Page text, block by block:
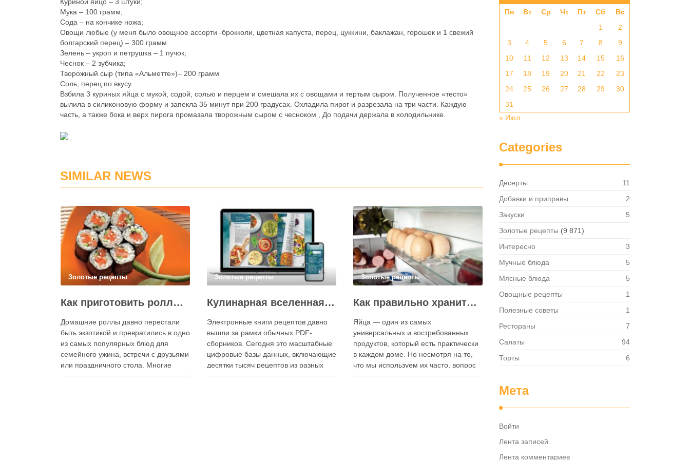
Мука – 100 грамм;
Сода – на кончике ножа;
Овощи любые (у меня было овощное ассорти -брокколи, цветная капуста, перец, цуккини, баклажан, горошек и 1 свежий
болгарский перец) – 300 грамм
Зелень – укроп и петрушка – 1 пучок;
Чеснок – 2 зубчика;
Творожный сыр (типа «Альметте»)– 200 грамм
Соль, перец по вкусу.
Взбила 3 куриных яйца с мукой, содой, солью и перцем и смешала их с овощами и тертым сыром. Полученное «тесто»
вылила в силиконовую форму и запекла 35 минут при 200 градусах. Охладила пирог и разрезала на три части. Каждую
часть, а также бока и верх пирога промазала творожным сыром с чесноком , До подачи держала в холодильнике.
SIMILAR NEWS
Золотые рецепты
Как приготовить роллы в домашних условиях?
Домашние роллы давно перестали
быть экзотикой и превратились в одно
из самых популярных блюд для
семейного ужина, встречи с друзьями
или праздничного стола. Многие
считают, что приготовление японских
Золотые рецепты
Кулинарная вселенная в цифре: топ-3 самых больших электронных книг рецептов
Электронные книги рецептов давно
вышли за рамки обычных PDF-
сборников. Сегодня это масштабные
цифровые базы данных, включающие
десятки тысяч рецептов из разных
стран мира, с подробными
Золотые рецепты
Как правильно хранить яйца: в холодильнике или на полке?
Яйца — один из самых
универсальных и востребованных
продуктов, который есть практически
в каждом доме. Но несмотря на то,
что мы используем их часто, вопрос
хранения остаётся актуальным: где
Пн Вт Ср Чт Пт Сб
Вс
1
2
3
4 5 6 7 8
9
10
11 12 13 14 15
16
17
18 19 20 21 22
23
24
25 26 27 28 29
30
31
« Июл
Categories
Десерты
11
Добавки и приправы
2
Закуски
5
Золотые рецепты (9 871)
Интересно
3
Мучные блюда
5
Мясные блюда
5
Овощные рецепты
1
Полезные советы
1
Рестораны
7
Салаты
94
Торты
6
Мета
Войти
Лента записей
Лента комментариев